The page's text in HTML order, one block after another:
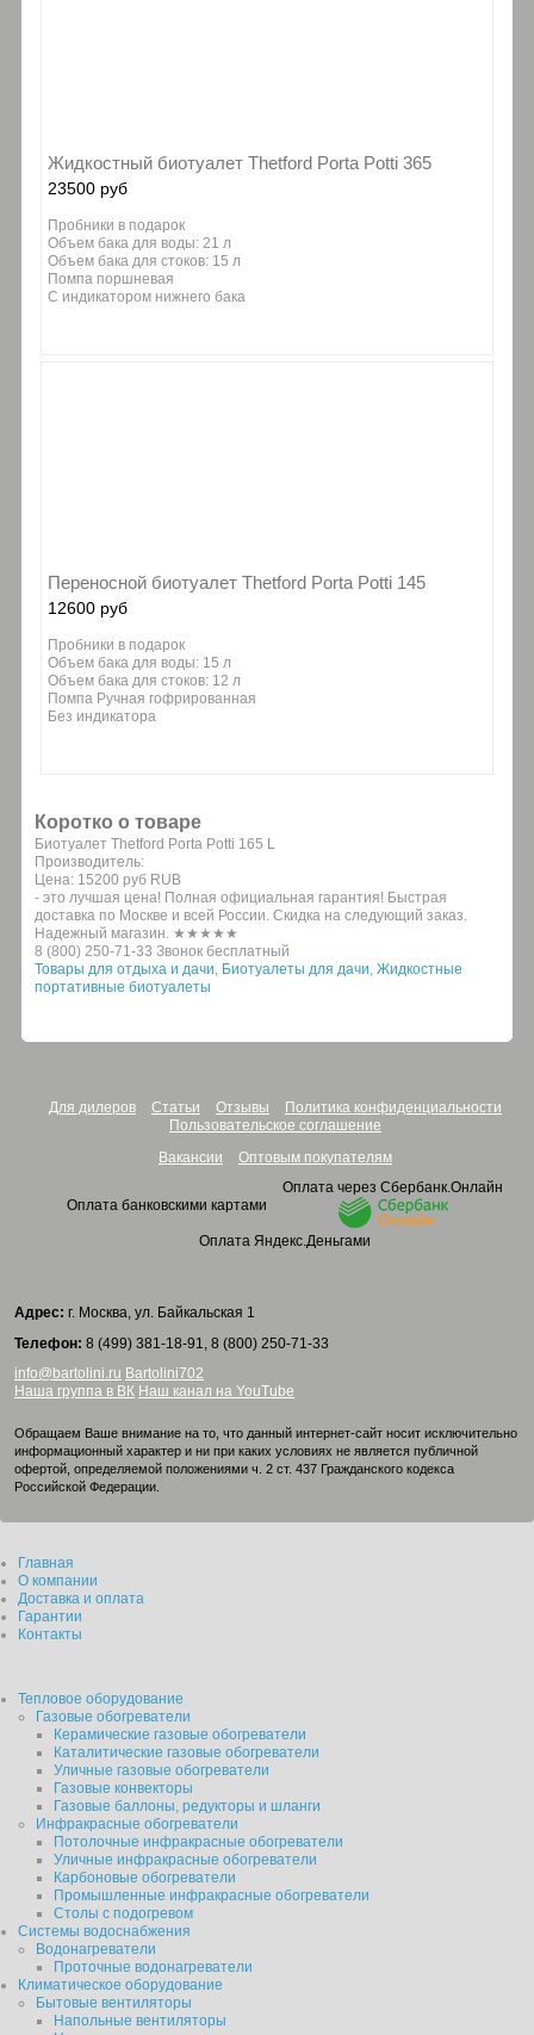
Жидкостный биотуалет Thetford Porta Potti 365
23500 руб
Пробники в подарок
Объем бака для воды: 21 л
Объем бака для стоков: 15 л
Помпа поршневая
C индикатором нижнего бака
Переносной биотуалет Thetford Porta Potti 145
12600 руб
Пробники в подарок
Объем бака для воды: 15 л
Объем бака для стоков: 12 л
Помпа Ручная гофрированная
Без индикатора
Коротко о товаре
Биотуалет Thetford Porta Potti 165 L
Производитель:
Цена: 15200 руб RUB
- это лучшая цена! Полная официальная гарантия! Быстрая
доставка по Москве и всей России. Скидка на следующий заказ.
Надежный магазин. ★★★★★
8 (800) 250-71-33 Звонок бесплатный
Товары для отдыха и дачи Биотуалеты для дачи Жидкостные
портативные биотуалеты
Для дилеров Статьи Отзывы
Политика конфиденциальности
Пользовательское соглашение
Вакансии
Оптовым покупателям
Оплата банковскими картами
Оплата через Сбербанк.Онлайн
Оплата Яндекс.Деньгами
Адрес: г. Москва, ул. Байкальская 1
Телефон: 8 (499) 381-18-91, 8 (800) 250-71-33
info@bartolini.ru Bartolini702
Наша группа в ВК Наш канал на YouTube
Обращаем Ваше внимание на то, что данный интернет-сайт носит исключительно
информационный характер и ни при каких условиях не является публичной
офертой, определяемой положениями ч. 2 ст. 437 Гражданского кодекса
Российской Федерации.
Главная
О компании
Доставка и оплата
Гарантии
Контакты
Тепловое оборудование
Газовые обогреватели
Керамические газовые обогреватели
Каталитические газовые обогреватели
Уличные газовые обогреватели
Газовые конвекторы
Газовые баллоны, редукторы и шланги
Инфракрасные обогреватели
Потолочные инфракрасные обогреватели
Уличные инфракрасные обогреватели
Карбоновые обогреватели
Промышленные инфракрасные обогреватели
Столы с подогревом
Системы водоснабжения
Водонагреватели
Проточные водонагреватели
Климатическое оборудование
Бытовые вентиляторы
Напольные вентиляторы